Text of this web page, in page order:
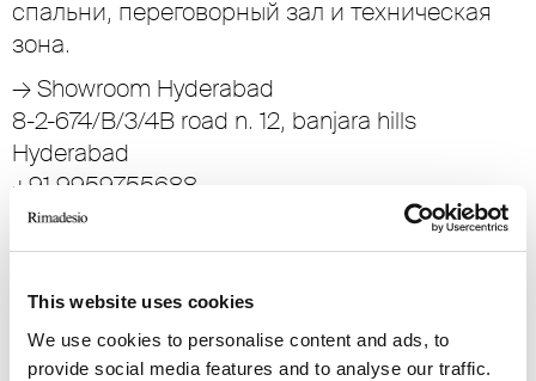
This website uses cookies
We use cookies to personalise content and ads, to
provide social media features and to analyse our traffic.
спальни, переговорный зал и техническая
зона.
→Showroom Hyderabad
8-2-674/B/3/4B road n. 12, banjara hills
Hyderabad
+91 9959755688
nisha@scasa.in